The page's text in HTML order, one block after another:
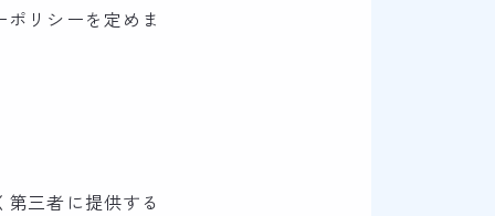
リシーを定めま
三者に提供する